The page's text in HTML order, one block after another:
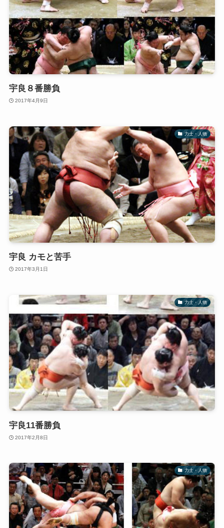
宇良８番勝負
2017年4月9日
力士・人物
宇良 カモと苦手
2017年3月1日
力士・人物
宇良11番勝負
2017年2月8日
力士・人物